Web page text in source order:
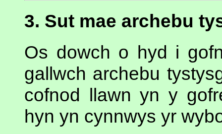
3. Sut mae archebu
Os dowch o hyd i
gallwch archebu
cofnod llawn yn y
hyn yn cynnwys yr